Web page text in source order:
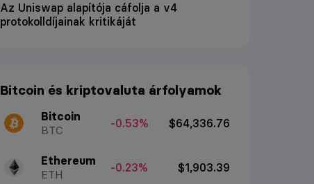
Az Uniswap alapítója cáfolja a v4
protokolldíjainak kritikáját
Bitcoin és kriptovaluta árfolyamok
Bitcoin
BTC
-0.53% $64,336.76
Ethereum
ETH
-0.23% $1,903.39